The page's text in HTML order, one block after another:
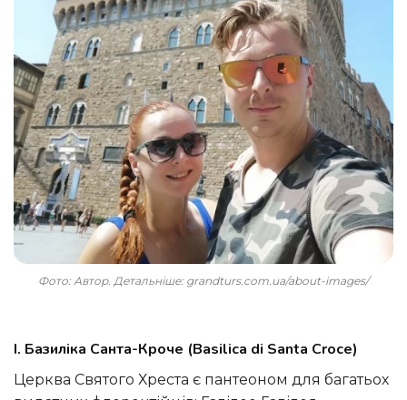
Фото: Автор. Детальніше: grandturs.com.ua/about-images/
I. Базиліка Санта-Кроче (Basilica di Santa Croce)
Церква Святого Хреста є пантеоном для багатьох